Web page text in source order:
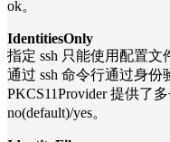
ok。
IdentitiesOnly
指定 ssh 只能使用配置文
通过 ssh 命令行通过身份
PKCS11Provider 提供了
no(default)/yes。